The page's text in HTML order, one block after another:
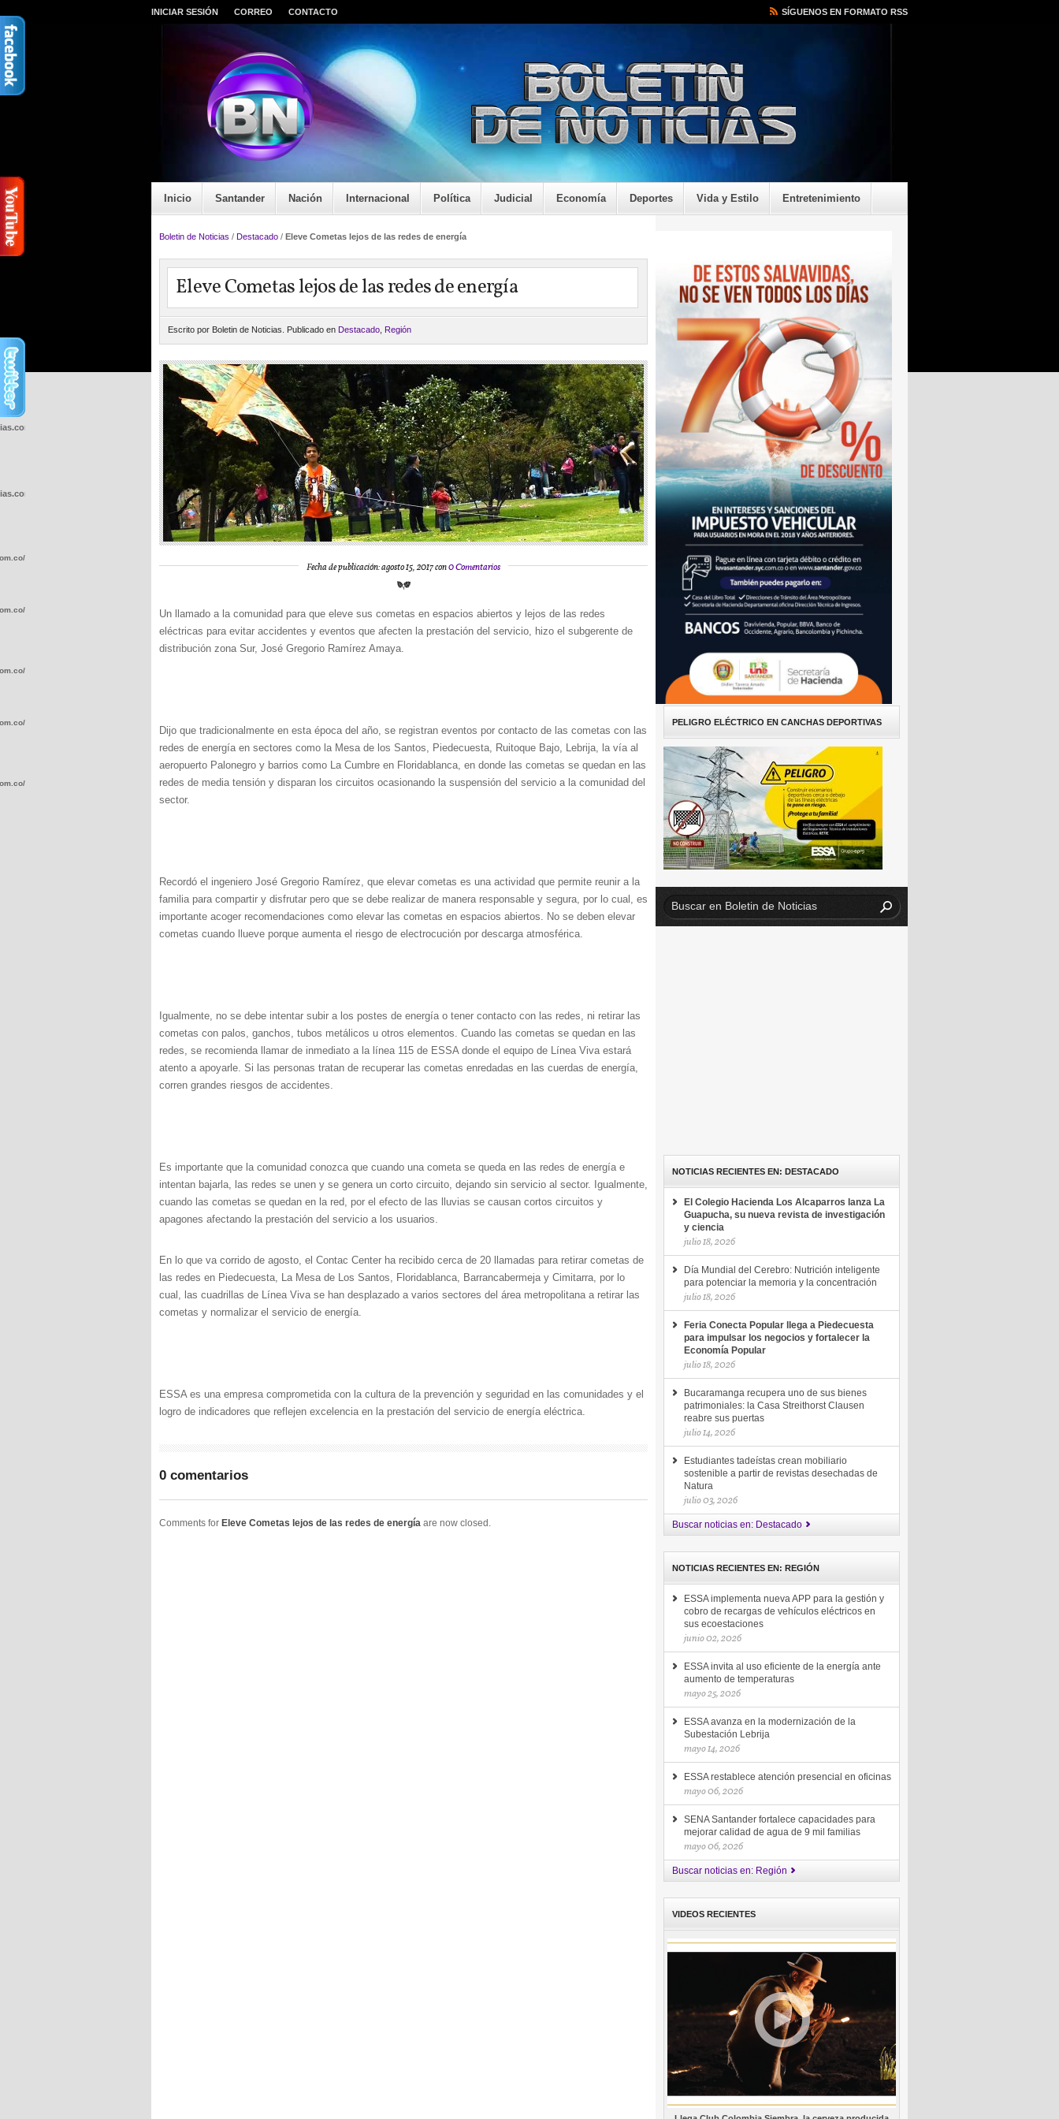
INICIAR SESIÓN CORREO CONTACTO SÍGUENOS EN FORMATO RSS
Inicio Santander Nación Internacional Política Judicial Economía Deportes Vida y Estilo Entretenimiento
Boletin de Noticias / Destacado / Eleve Cometas lejos de las redes de energía
Eleve Cometas lejos de las redes de energía
Escrito por Boletin de Noticias. Publicado en Destacado Región
Fecha de publicación: agosto 15, 2017 con0 Comentarios
Un llamado a la comunidad para que eleve sus cometas en espacios abiertos y lejos de las redes
eléctricas para evitar accidentes y eventos que afecten la prestación del servicio, hizo el subgerente de
distribución zona Sur, José Gregorio Ramírez Amaya.
Dijo que tradicionalmente en esta época del año, se registran eventos por contacto de las cometas con las
redes de energía en sectores como la Mesa de los Santos, Piedecuesta, Ruitoque Bajo, Lebrija, la vía al
aeropuerto Palonegro y barrios como La Cumbre en Floridablanca, en donde las cometas se quedan en las
redes de media tensión y disparan los circuitos ocasionando la suspensión del servicio a la comunidad del
sector.
Recordó el ingeniero José Gregorio Ramírez, que elevar cometas es una actividad que permite reunir a la
familia para compartir y disfrutar pero que se debe realizar de manera responsable y segura, por lo cual, es
importante acoger recomendaciones como elevar las cometas en espacios abiertos. No se deben elevar
cometas cuando llueve porque aumenta el riesgo de electrocución por descarga atmosférica.
Igualmente, no se debe intentar subir a los postes de energía o tener contacto con las redes, ni retirar las
cometas con palos, ganchos, tubos metálicos u otros elementos. Cuando las cometas se quedan en las
redes, se recomienda llamar de inmediato a la línea 115 de ESSA donde el equipo de Línea Viva estará
atento a apoyarle. Si las personas tratan de recuperar las cometas enredadas en las cuerdas de energí­a,
corren grandes riesgos de accidentes.
Es importante que la comunidad conozca que cuando una cometa se queda en las redes de energí­a e
intentan bajarla, las redes se unen y se genera un corto circuito, dejando sin servicio al sector. Igualmente,
cuando las cometas se quedan en la red, por el efecto de las lluvias se causan cortos circuitos y
apagones afectando la prestación del servicio a los usuarios.
En lo que va corrido de agosto, el Contac Center ha recibido cerca de 20 llamadas para retirar cometas de
las redes en Piedecuesta, La Mesa de Los Santos, Floridablanca, Barrancabermeja y Cimitarra, por lo
cual, las cuadrillas de Línea Viva se han desplazado a varios sectores del área metropolitana a retirar las
cometas y normalizar el servicio de energía.
ESSA es una empresa comprometida con la cultura de la prevención y seguridad en las comunidades y el
logro de indicadores que reflejen excelencia en la prestación del servicio de energía eléctrica.
0 comentarios
Comments for Eleve Cometas lejos de las redes de energía are now closed.
PELIGRO ELÉCTRICO EN CANCHAS DEPORTIVAS
NOTICIAS RECIENTES EN: DESTACADO
El Colegio Hacienda Los Alcaparros lanza La
Guapucha, su nueva revista de investigación
y ciencia
julio 18, 2026
Día Mundial del Cerebro: Nutrición inteligente
para potenciar la memoria y la concentración
julio 18, 2026
Feria Conecta Popular llega a Piedecuesta
para impulsar los negocios y fortalecer la
Economía Popular
julio 18, 2026
Bucaramanga recupera uno de sus bienes
patrimoniales: la Casa Streithorst Clausen
reabre sus puertas
julio 14, 2026
Estudiantes tadeístas crean mobiliario
sostenible a partir de revistas desechadas de
Natura
julio 03, 2026
Buscar noticias en: Destacado
NOTICIAS RECIENTES EN: REGIÓN
ESSA implementa nueva APP para la gestión y
cobro de recargas de vehículos eléctricos en
sus ecoestaciones
junio 02, 2026
ESSA invita al uso eficiente de la energía ante
aumento de temperaturas
mayo 25, 2026
ESSA avanza en la modernización de la
Subestación Lebrija
mayo 14, 2026
ESSA restablece atención presencial en oficinas
mayo 06, 2026
SENA Santander fortalece capacidades para
mejorar calidad de agua de 9 mil familias
mayo 06, 2026
Buscar noticias en: Región
VIDEOS RECIENTES
wp-
wp-
wp-
wp-
wp-
wp-
wp-